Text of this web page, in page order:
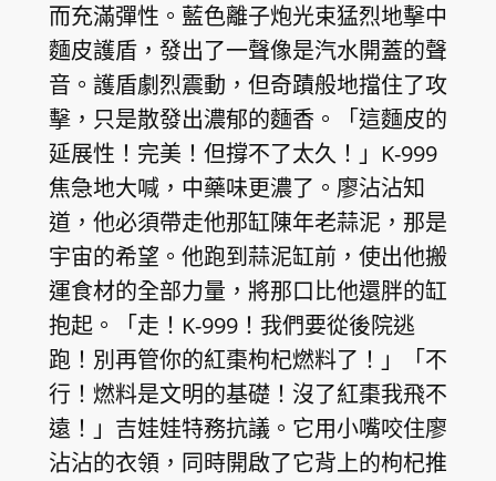
而充滿彈性。藍色離子炮光束猛烈地擊中
麵皮護盾，發出了一聲像是汽水開蓋的聲
音。護盾劇烈震動，但奇蹟般地擋住了攻
擊，只是散發出濃郁的麵香。「這麵皮的
延展性！完美！但撐不了太久！」K-999
焦急地大喊，中藥味更濃了。廖沾沾知
道，他必須帶走他那缸陳年老蒜泥，那是
宇宙的希望。他跑到蒜泥缸前，使出他搬
運食材的全部力量，將那口比他還胖的缸
抱起。「走！K-999！我們要從後院逃
跑！別再管你的紅棗枸杞燃料了！」「不
行！燃料是文明的基礎！沒了紅棗我飛不
遠！」吉娃娃特務抗議。它用小嘴咬住廖
沾沾的衣領，同時開啟了它背上的枸杞推